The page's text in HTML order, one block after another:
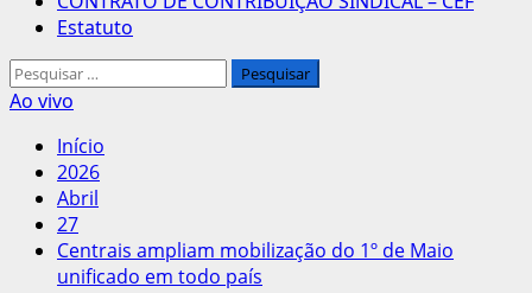
Estatuto
Pesquisar
por:
Ao vivo
Início
2026
Abril
27
Centrais ampliam mobilização do 1º de Maio
unificado em todo país